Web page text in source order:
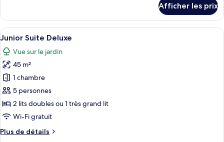
de
chambre :
Chambre
Chambre
Afficher les prix
Afficher
toutes
les
photos
pour
ce
type
de
chambre :
Junior
Une chambre d’hôtel avec un
5
Junior Suite Deluxe
Vue sur le jardin
45 m²
1 chambre
5 personnes
2 lits doubles ou 1 très grand lit
Wi-Fi gratuit
Plus de détails
Plus